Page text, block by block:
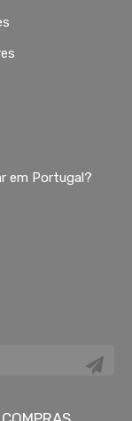
em Portugal?